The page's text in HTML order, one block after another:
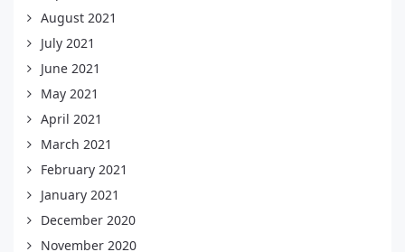
August 2021
July 2021
June 2021
May 2021
April 2021
March 2021
February 2021
January 2021
December 2020
November 2020